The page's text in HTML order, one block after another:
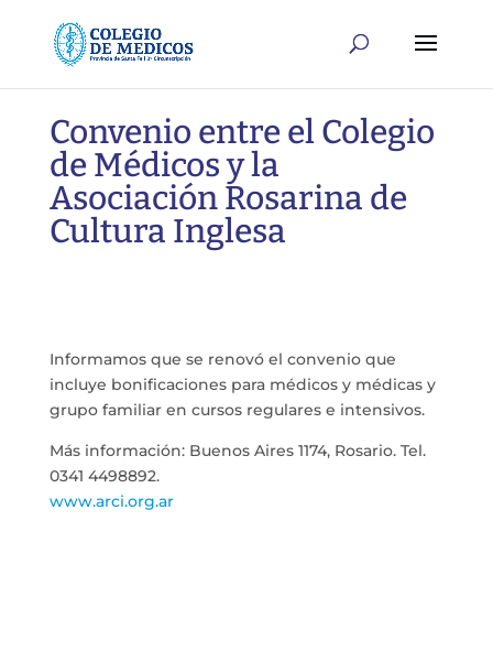
Convenio entre el Colegio
de Médicos y la
Asociación Rosarina de
Cultura Inglesa
Informamos que se renovó el convenio que
incluye bonificaciones para médicos y médicas y
grupo familiar en cursos regulares e intensivos.
Más información: Buenos Aires 1174, Rosario. Tel.
0341 4498892.
www.arci.org.ar